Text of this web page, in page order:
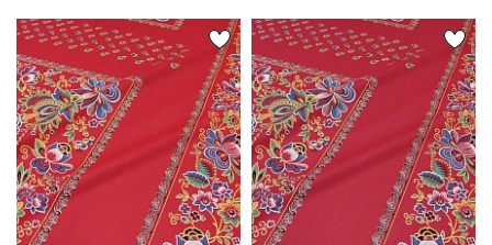
Секретная рассылка от Купава